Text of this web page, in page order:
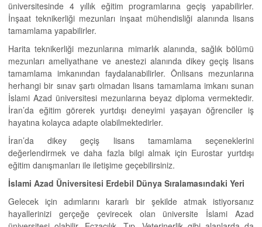
üniversitesinde 4 yıllık eğitim programlarına geçiş yapabilirler.
İnşaat teknikerliği mezunları inşaat mühendisliği alanında lisans
tamamlama yapabilirler.
Harita teknikerliği mezunlarına mimarlık alanında, sağlık bölümü
mezunları ameliyathane ve anestezi alanında dikey geçiş lisans
tamamlama imkanından faydalanabilirler. Önlisans mezunlarına
herhangi bir sınav şartı olmadan lisans tamamlama imkanı sunan
İslami Azad üniversitesi mezunlarına beyaz diploma vermektedir.
İran’da eğitim görerek yurtdışı deneyimi yaşayan öğrenciler iş
hayatına kolayca adapte olabilmektedirler.
İran’da dikey geçiş lisans tamamlama seçeneklerini
değerlendirmek ve daha fazla bilgi almak için Eurostar yurtdışı
eğitim danışmanları ile iletişime geçebilirsiniz.
İslami Azad Üniversitesi Erdebil Dünya Sıralamasındaki Yeri
Gelecek için adımlarını kararlı bir şekilde atmak istiyorsanız
hayallerinizi gerçeğe çevirecek olan üniversite İslami Azad